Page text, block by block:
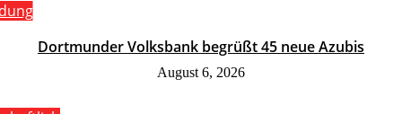
Dortmunder Volksbank begrüßt 45 neue Azubis
August 6, 2026